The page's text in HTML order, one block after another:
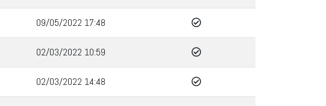
09/05/2022 17:48
02/03/2022 10:59
02/03/2022 14:48